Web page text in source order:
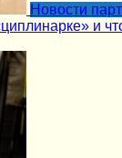
Новости
и